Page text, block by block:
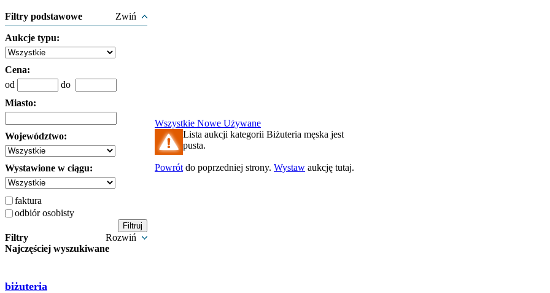
Filtry podstawowe Zwiń
Aukcje typu:
Cena:
od
do
Miasto:
Województwo:
Wystawione w ciągu:
faktura
odbiór osobisty
Filtry
Rozwiń
Najczęściej wyszukiwane
biżuteria
Wszystkie Nowe Używane
Lista aukcji kategorii Biżuteria męska jest
pusta.
Powrót do poprzedniej strony. Wystaw aukcję tutaj.